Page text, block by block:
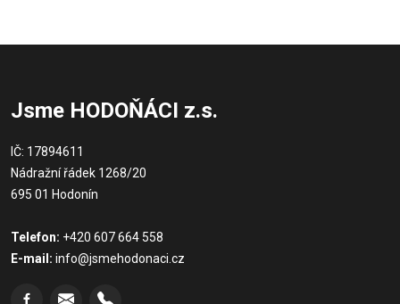
Jsme HODOŇÁCI z.s.
IČ: 17894611
Nádražní řádek 1268/20
695 01 Hodonín
Telefon: +420 607 664 558
E-mail: info@jsmehodonaci.cz